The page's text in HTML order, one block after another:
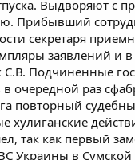
Выдворяют с
Прибывший
секретаря
заявлений и
С.В. Подчиненные
очередной раз
повторный
хулиганские
так как первый
Украины в Сумской